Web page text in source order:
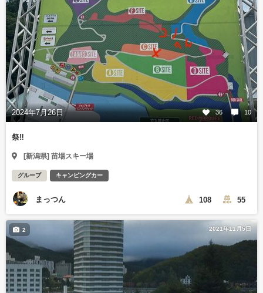
2024年7月26日 36 10
祭‼︎
[新潟県] 苗場スキー場
グループ キャンピングカー
まっつん 108 55
2021年11月5日
2